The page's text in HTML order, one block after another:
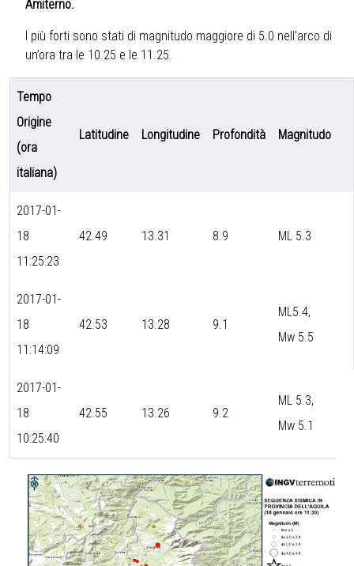
Amiterno.
I più forti sono stati di magnitudo maggiore di 5.0 nell’arco di
un’ora tra le 10.25 e le 11.25.
Tempo
Origine
(ora
italiana)
Latitudine Longitudine Profondità Magnitudo
2017-01-
18
11:25:23
42.49 13.31 8.9 ML 5.3
2017-01-
18
11:14:09
42.53 13.28 9.1
ML5.4,
Mw 5.5
2017-01-
18
10:25:40
42.55 13.26 9.2
ML 5.3,
Mw 5.1